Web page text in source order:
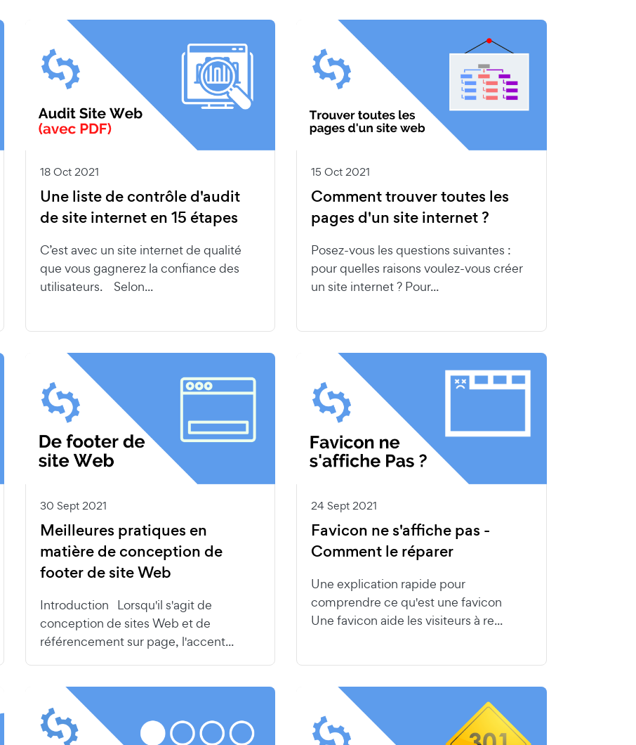
18 Oct 2021
Une liste de contrôle d'audit
de site internet en 15 étapes
C’est avec un site internet de qualité
que vous gagnerez la confiance des
utilisateurs. Selon...
15 Oct 2021
Comment trouver toutes les
pages d'un site internet ?
Posez-vous les questions suivantes :
pour quelles raisons voulez-vous créer
un site internet ? Pour...
30 Sept 2021
Meilleures pratiques en
matière de conception de
footer de site Web
Introduction Lorsqu'il s'agit de
conception de sites Web et de
référencement sur page, l'accent...
24 Sept 2021
Favicon ne s'affiche pas -
Comment le réparer
Une explication rapide pour
comprendre ce qu'est une favicon
Une favicon aide les visiteurs à re...